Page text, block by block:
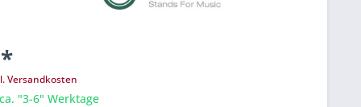
Versandkosten
"3-6" Werktage